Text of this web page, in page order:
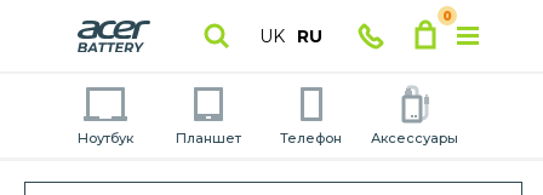
UK RU
0
Ноутбук Планшет Телефон Аксессуары